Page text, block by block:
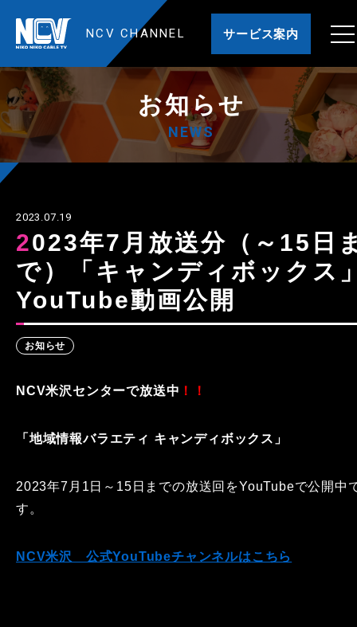
NCV CHANNEL サービス案内
お知らせ
NEWS
2023.07.19
2023年7月放送分（～15日ま
で）「キャンディボックス
YouTube動画公開
お知らせ
NCV米沢センターで放送中 ！！
「地域情報バラエティ キャンディボックス」
2023年7月1日～15日までの放送回をYouTubeで公開中
す。
NCV米沢 公式YouTubeチャンネルはこちら